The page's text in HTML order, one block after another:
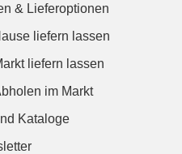
& Lieferoptionen
liefern lassen
liefern lassen
im Markt
Kataloge